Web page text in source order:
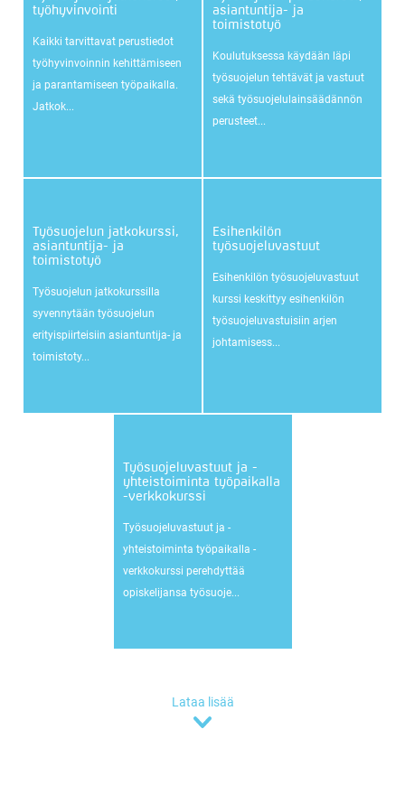
työhyvinvointi
Kaikki tarvittavat perustiedot
työhyvinvoinnin kehittämiseen
ja parantamiseen työpaikalla.
Jatkok...
asiantuntija- ja
toimistotyö
Koulutuksessa käydään läpi
työsuojelun tehtävät ja vastuut
sekä työsuojelulainsäädännön
perusteet...
Työsuojelun jatkokurssi,
asiantuntija- ja
toimistotyö
Työsuojelun jatkokurssilla
syvennytään työsuojelun
erityispiirteisiin asiantuntija- ja
toimistoty...
Esihenkilön
työsuojeluvastuut
Esihenkilön työsuojeluvastuut
kurssi keskittyy esihenkilön
työsuojeluvastuisiin arjen
johtamisess...
Työsuojeluvastuut ja -
yhteistoiminta työpaikalla
-verkkokurssi
Työsuojeluvastuut ja -
yhteistoiminta työpaikalla -
verkkokurssi perehdyttää
opiskelijansa työsuoje...
Lataa lisää